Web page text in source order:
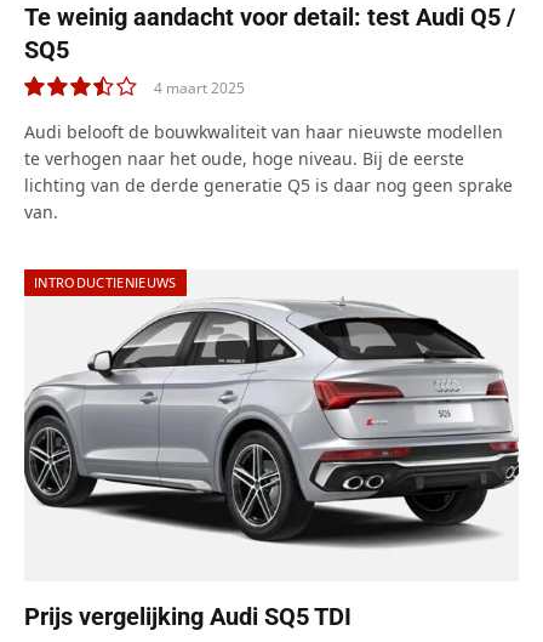
Te weinig aandacht voor detail: test Audi Q5 /
SQ5
7.0
4 maart 2025
Audi belooft de bouwkwaliteit van haar nieuwste modellen
te verhogen naar het oude, hoge niveau. Bij de eerste
lichting van de derde generatie Q5 is daar nog geen sprake
van.
INTRODUCTIENIEUWS
Prijs vergelijking Audi SQ5 TDI